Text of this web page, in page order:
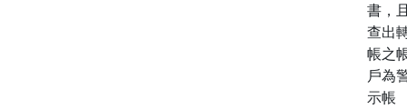
書，
查出
帳之
戶為
示帳